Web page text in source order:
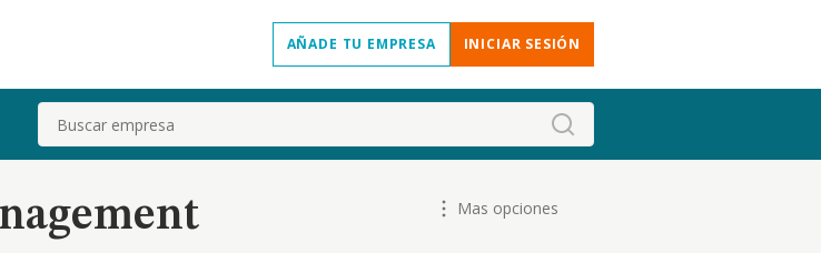
AÑADE TU EMPRESA INICIAR SESIÓN
Buscar
Mas opciones